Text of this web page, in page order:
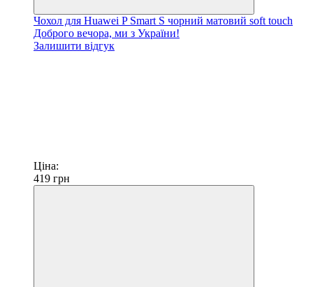
Чохол для Huawei P Smart S чорний матовий soft touch
Доброго вечора, ми з України!
Залишити відгук
Ціна:
419 грн